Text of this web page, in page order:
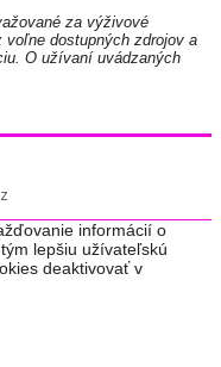
za výživové
voľne dostupných zdrojov a
O užívaní uvádzaných
informácií o
lepšiu užívateľskú
deaktivovať v